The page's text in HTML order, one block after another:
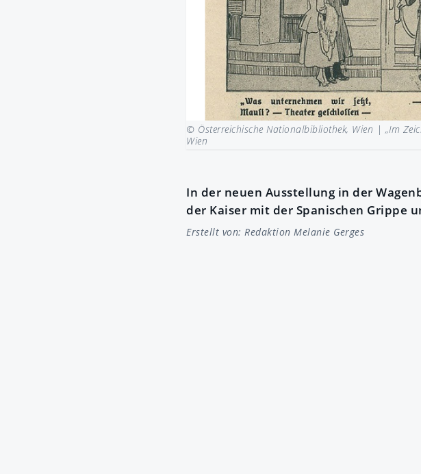
© Österreichische Nationalbibliothek, Wien | „Im
Wien
In der neuen Ausstellung in der
der Kaiser mit der Spanischen Grippe
Erstellt von: Redaktion Melanie Gerges